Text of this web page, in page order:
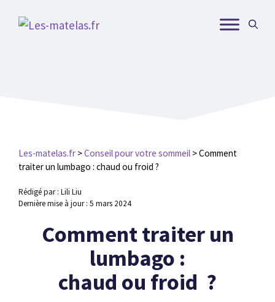
Les-matelas.fr >Conseil pour votre sommeil >Comment
traiter un lumbago : chaud ou froid ?
Rédigé par : Lili Liu
Dernière mise à jour : 5 mars 2024
Comment traiter un
lumbago :
chaud ou froid ?